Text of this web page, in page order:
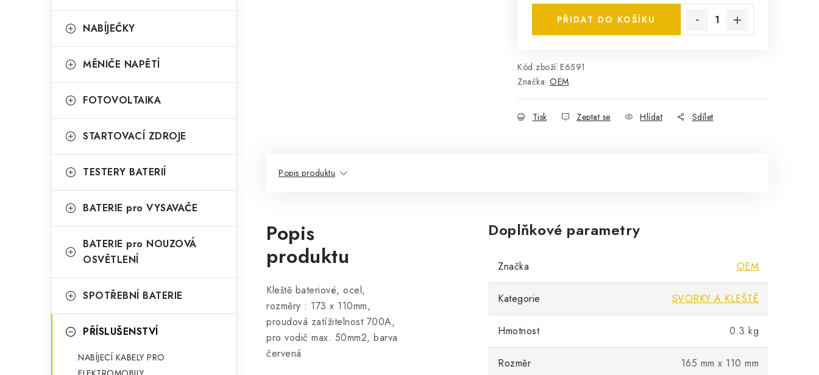
NABÍJEČKY
MĚNIČE NAPĚTÍ
FOTOVOLTAIKA
STARTOVACÍ ZDROJE
TESTERY BATERIÍ
BATERIE pro VYSAVAČE
BATERIE pro NOUZOVÁ
OSVĚTLENÍ
SPOTŘEBNÍ BATERIE
PŘÍSLUŠENSTVÍ
NABÍJECÍ KABELY PRO
PŘIDAT DO KOŠÍKU
Kód zboží: E6591
Značka: OEM
Tisk Zeptat se Hlídat Sdílet
Popis produktu
Popis
produktu
Kleště bateriové, ocel,
rozměry : 173 x 110mm,
proudová zatížitelnost 700A,
pro vodič max. 50mm2, barva
červená
Doplňkové parametry
Značka OEM
Kategorie SVORKY A KLEŠTĚ
Hmotnost 0.3 kg
Rozměr 165 mm x 110 mm